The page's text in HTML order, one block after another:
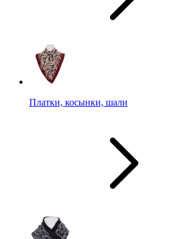
Платки, косынки, шали